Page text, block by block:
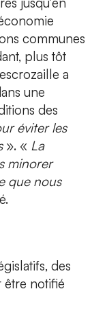
communes
plus tôt
a
une
des
éviter les
». « La
minorer
que nous
des
être notifié